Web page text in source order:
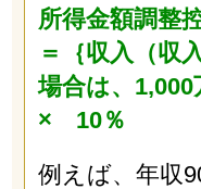
所得金額調整
＝｛収入（収
場合は、
× 10％
例えば、年収